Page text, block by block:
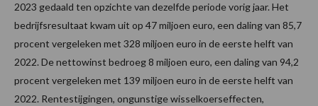
2023 gedaald ten opzichte van dezelfde periode vorig jaar. Het
bedrijfsresultaat kwam uit op 47 miljoen euro, een daling van 85,7
procent vergeleken met 328 miljoen euro in de eerste helft van
2022. De nettowinst bedroeg 8 miljoen euro, een daling van 94,2
procent vergeleken met 139 miljoen euro in de eerste helft van
2022. Rentestijgingen, ongunstige wisselkoerseffecten,